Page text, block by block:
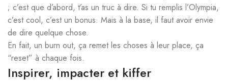
; c’est que d’abord, t’as un truc à dire. Si tu remplis l’Olympia,
c’est cool, c’est un bonus. Mais à la base, il faut avoir envie
de dire quelque chose.
En fait, un burn out, ça remet les choses à leur place, ça
“reset” à chaque fois.
Inspirer, impacter et kiffer